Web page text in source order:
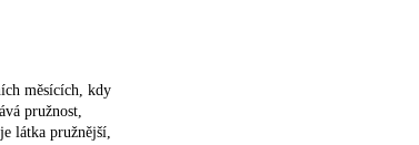
měsících, kdy
pružnost,
látka pružnější,